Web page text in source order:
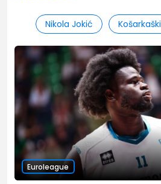
Nikola Jokić
Euroleague